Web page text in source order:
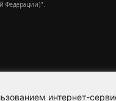
интернет-
Федерации)".